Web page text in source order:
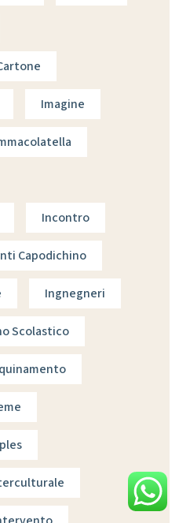
Imagine
Incontro
Capodichino
Ingnegneri
Scolastico